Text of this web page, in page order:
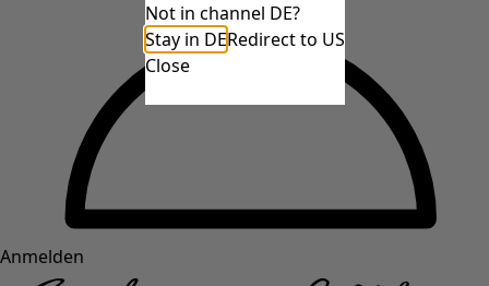
Anmelden
Not in channel DE?
Stay in DERedirect to US
Close